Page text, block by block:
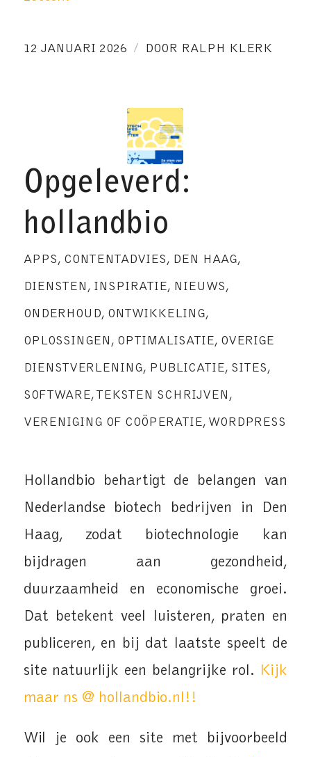
12 JANUARI 2026 / DOOR RALPH KLERK
Opgeleverd:
hollandbio
APPS, CONTENTADVIES, DEN HAAG,
DIENSTEN , INSPIRATIE, NIEUWS,
ONDERHOUD, ONTWIKKELING,
OPLOSSINGEN , OPTIMALISATIE, OVERIGE
DIENSTVERLENING, PUBLICATIE, SITES,
SOFTWARE, TEKSTEN SCHRIJVEN ,
VERENIGING OF COÖPERATIE, WORDPRESS
Hollandbio behartigt de belangen van
Nederlandse biotech bedrijven in Den
Haag, zodat biotechnologie kan
bijdragen aan gezondheid,
duurzaamheid en economische groei.
Dat betekent veel luisteren, praten en
publiceren, en bij dat laatste speelt de
site natuurlijk een belangrijke rol. Kijk
maar ns @ hollandbio.nl!!
Wil je ook een site met bijvoorbeeld